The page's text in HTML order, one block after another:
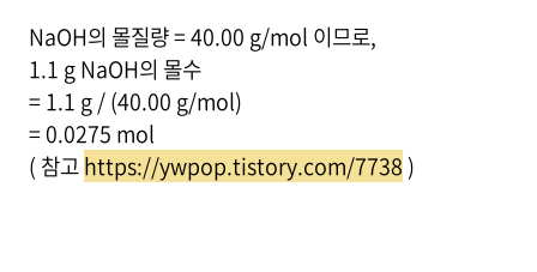
NaOH의 몰질량 = 40.00 g/mol 이므로,
1.1 g NaOH의 몰수
= 1.1 g / (40.00 g/mol)
= 0.0275 mol
( 참고https://ywpop.tistory.com/7738 )